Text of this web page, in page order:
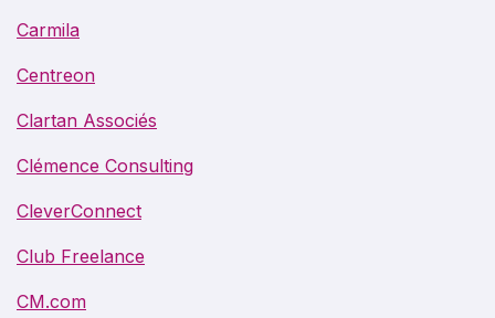
Carmila
Centreon
Clartan Associés
Clémence Consulting
CleverConnect
Club Freelance
CM.com